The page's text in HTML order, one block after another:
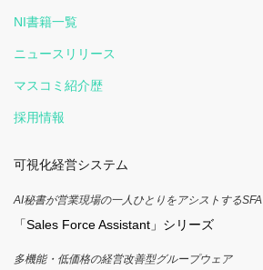
NI書籍一覧
ニュースリリース
マスコミ紹介歴
採用情報
可視化経営システム
AI秘書が営業現場の一人ひとりをアシストするSFA
「Sales Force Assistant」シリーズ
多機能・低価格の経営改善型グループウェア